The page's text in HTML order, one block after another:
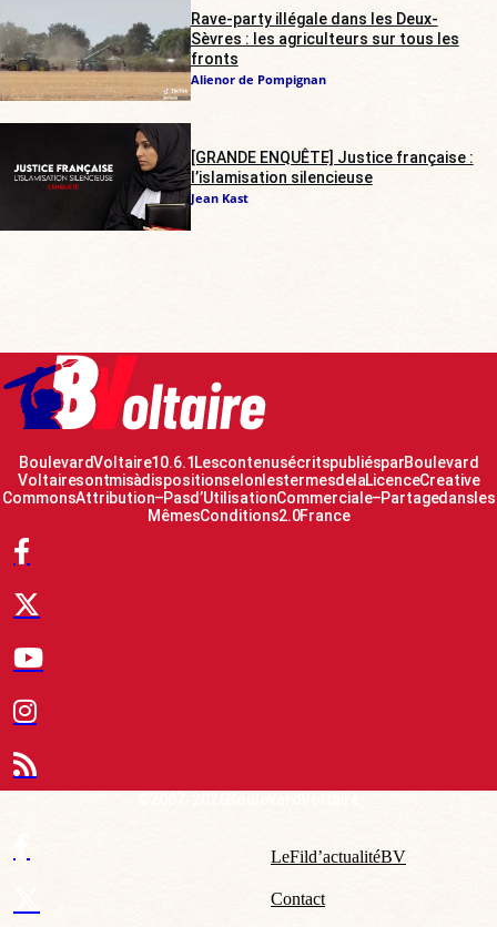
Rave-party illégale dans les Deux-
Sèvres : les agriculteurs sur tous les
fronts
Alienor de Pompignan
[GRANDE ENQUÊTE] Justice française :
l’islamisation silencieuse
Jean Kast
Boulevard Voltaire 10.6.1 Les contenus écrits publiés par Boulevard
Voltaire sont mis à disposition selon les termes de la Licence Creative
Commons Attribution – Pas d’Utilisation Commerciale – Partage dans les
Mêmes Conditions 2.0 France
Le Fil d’actualité BV
Contact